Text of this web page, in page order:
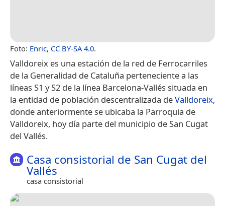
Foto: Enric, CC BY-SA 4.0.
Valldoreix es una estación de la red de Ferrocarriles
de la Generalidad de Cataluña perteneciente a las
líneas S1 y S2 de la línea Barcelona-Vallés situada en
la entidad de población descentralizada deValldoreix,
donde anteriormente se ubicaba la Parroquia de
Valldoreix, hoy día parte del municipio de San Cugat
del Vallés.
Casa consistorial de San Cugat del
Vallés
casa consistorial